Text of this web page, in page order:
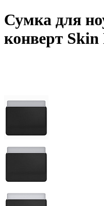
Сумка для
конверт